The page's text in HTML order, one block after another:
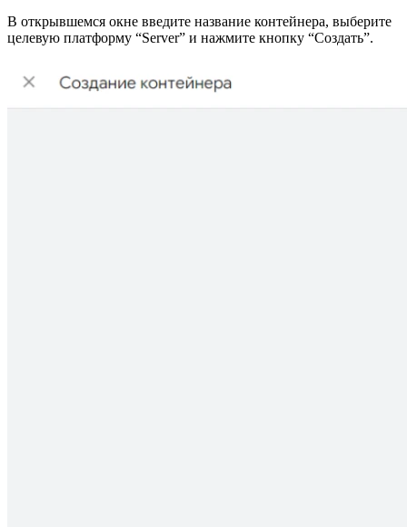
В открывшемся окне введите название контейнера, выберите
целевую платформу “Server” и нажмите кнопку “Создать”.